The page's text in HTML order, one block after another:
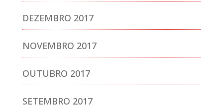
DEZEMBRO 2017
NOVEMBRO 2017
OUTUBRO 2017
SETEMBRO 2017